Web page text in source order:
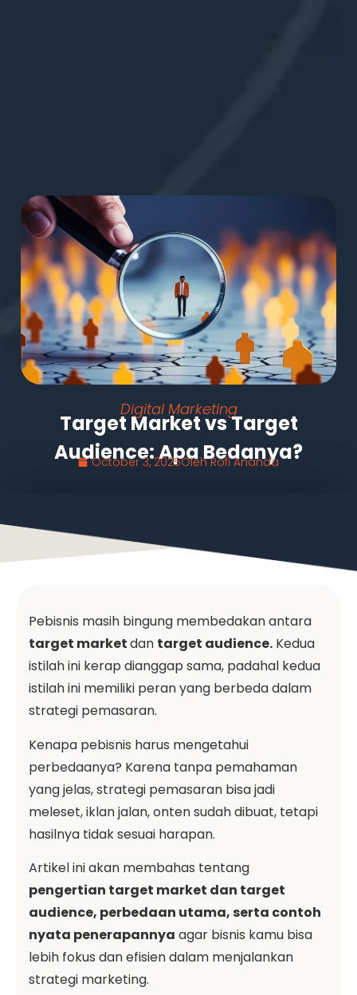
Digital Marketing
Target Market vs Target
Audience: Apa Bedanya?
October 3, 2025OlehRofi Ananda
Pebisnis masih bingung membedakan antara
target marketdan target audience. Kedua
istilah ini kerap dianggap sama, padahal kedua
istilah ini memiliki peran yang berbeda dalam
strategi pemasaran.
Kenapa pebisnis harus mengetahui
perbedaanya? Karena tanpa pemahaman
yang jelas, strategi pemasaran bisa jadi
meleset, iklan jalan, onten sudah dibuat, tetapi
hasilnya tidak sesuai harapan.
Artikel ini akan membahas tentang
pengertian target market dan target
audience, perbedaan utama, serta contoh
nyata penerapannya agar bisnis kamu bisa
lebih fokus dan efisien dalam menjalankan
strategi marketing.